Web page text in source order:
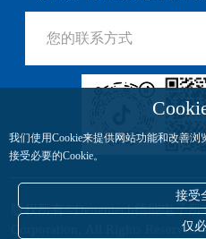
我们使用Cookie来提供网站功能和改善
接受必要的Cookie。
接受
仅
版权所有©Denentech德能电子所
Corporation, All Rights Reserved